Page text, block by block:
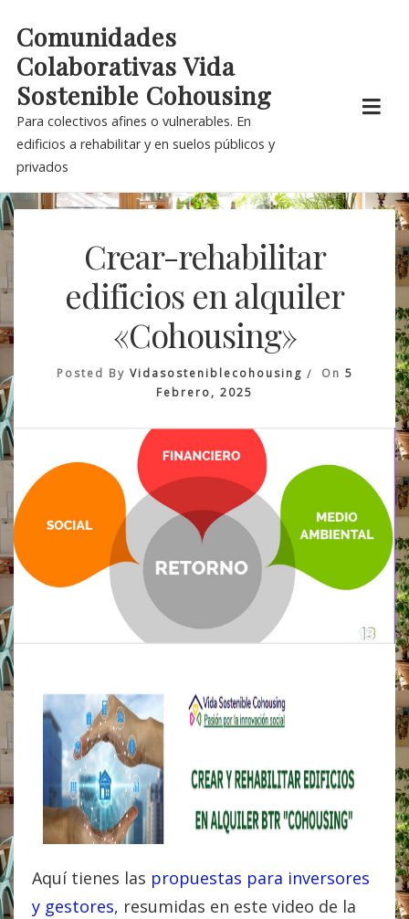
content
Comunidades
Colaborativas Vida
Sostenible Cohousing
Para colectivos afines o vulnerables. En
edificios a rehabilitar y en suelos públicos y
privados
Crear-rehabilitar
edificios en alquiler
«Cohousing»
Posted By Vidasosteniblecohousing On 5
Febrero, 2025
Aquí tienes las propuestas para inversores
y gestores, resumidas en este video de la